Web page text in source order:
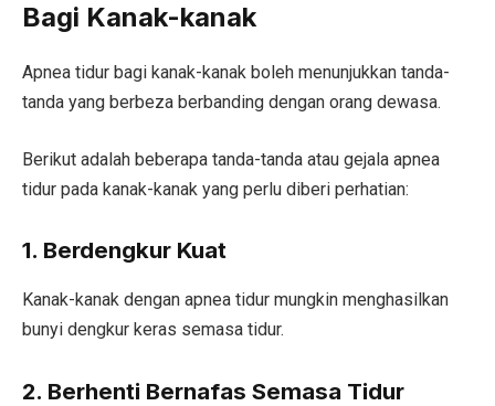
Bagi Kanak-kanak
Apnea tidur bagi kanak-kanak boleh menunjukkan tanda-
tanda yang berbeza berbanding dengan orang dewasa.
Berikut adalah beberapa tanda-tanda atau gejala apnea
tidur pada kanak-kanak yang perlu diberi perhatian:
1. Berdengkur Kuat
Kanak-kanak dengan apnea tidur mungkin menghasilkan
bunyi dengkur keras semasa tidur.
2. Berhenti Bernafas Semasa Tidur